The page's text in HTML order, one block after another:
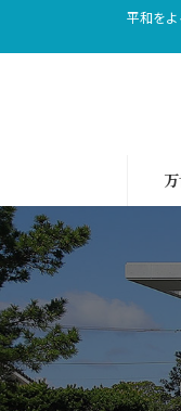
ッ
プ
移
動
平和を